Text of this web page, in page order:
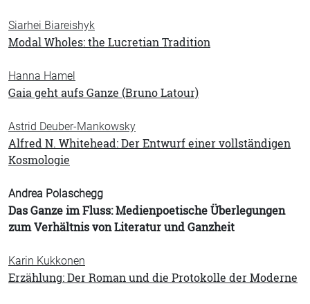
Siarhei Biareishyk
Modal Wholes: the Lucretian Tradition
Hanna Hamel
Gaia geht aufs Ganze (Bruno Latour)
Astrid Deuber-Mankowsky
Alfred N. Whitehead: Der Entwurf einer vollständigen
Kosmologie
Andrea Polaschegg
Das Ganze im Fluss: Medienpoetische Überlegungen
zum Verhältnis von Literatur und Ganzheit
Karin Kukkonen
Erzählung: Der Roman und die Protokolle der Moderne